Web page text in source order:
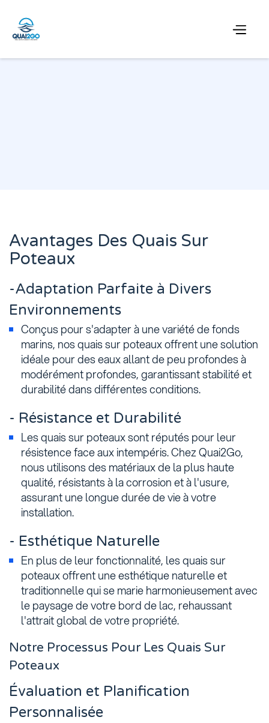
Avantages Des Quais Sur
Poteaux
-Adaptation Parfaite à Divers
Environnements
Conçus pour s'adapter à une variété de fonds
marins, nos quais sur poteaux offrent une solution
idéale pour des eaux allant de peu profondes à
modérément profondes, garantissant stabilité et
durabilité dans différentes conditions.
- Résistance et Durabilité
Les quais sur poteaux sont réputés pour leur
résistence face aux intempéris. Chez Quai2Go,
nous utilisons des matériaux de la plus haute
qualité, résistants à la corrosion et à l'usure,
assurant une longue durée de vie à votre
installation.
- Esthétique Naturelle
En plus de leur fonctionnalité, les quais sur
poteaux offrent une esthétique naturelle et
traditionnelle qui se marie harmonieusement avec
le paysage de votre bord de lac, rehaussant
l'attrait global de votre propriété.
Notre Processus Pour Les Quais Sur
Poteaux
Évaluation et Planification
Personnalisée